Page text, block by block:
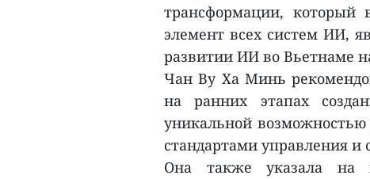
трансформации, который
элемент всех систем ИИ,
развитии ИИ во Вьетнаме
Чан Ву Ха Минь
на ранних этапах
уникальной
стандартами управления и
Она также указала на